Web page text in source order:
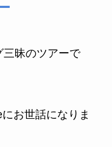
三昧のツアーで
お世話になりま